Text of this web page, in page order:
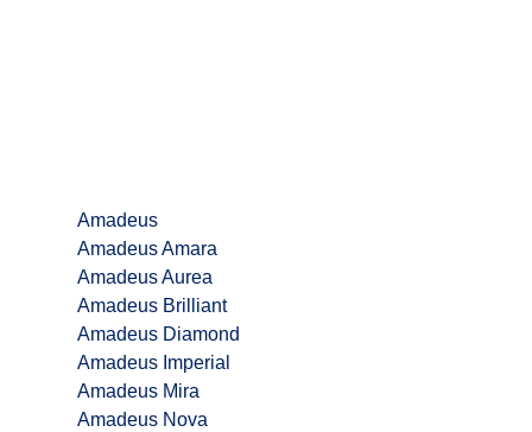
Amadeus
Amadeus Amara
Amadeus Aurea
Amadeus Brilliant
Amadeus Diamond
Amadeus Imperial
Amadeus Mira
Amadeus Nova